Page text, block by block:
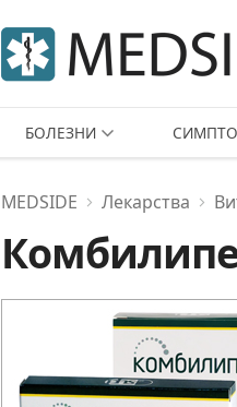
БОЛЕЗНИ
MEDSIDE Лекарства